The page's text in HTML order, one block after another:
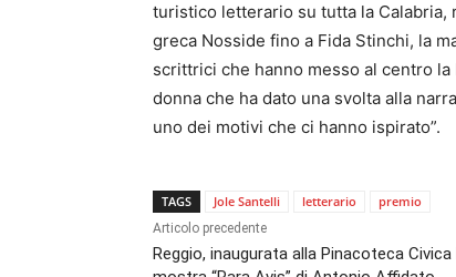
turistico letterario su tutta la
greca Nosside fino a Fida Stinchi, la
scrittrici che hanno messo al centro
donna che ha dato una svolta alla
uno dei motivi che ci hanno ispirato”.
TAGS Jole Santelli letterario premio
Articolo precedente
Reggio, inaugurata alla Pinacoteca Civica